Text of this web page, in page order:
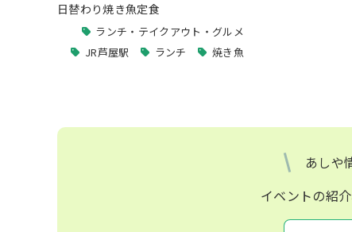
日替わり焼き魚定食
ランチ・テイクアウト・グルメ
JR芦屋駅
ランチ 焼き魚
あしや
イベントの紹